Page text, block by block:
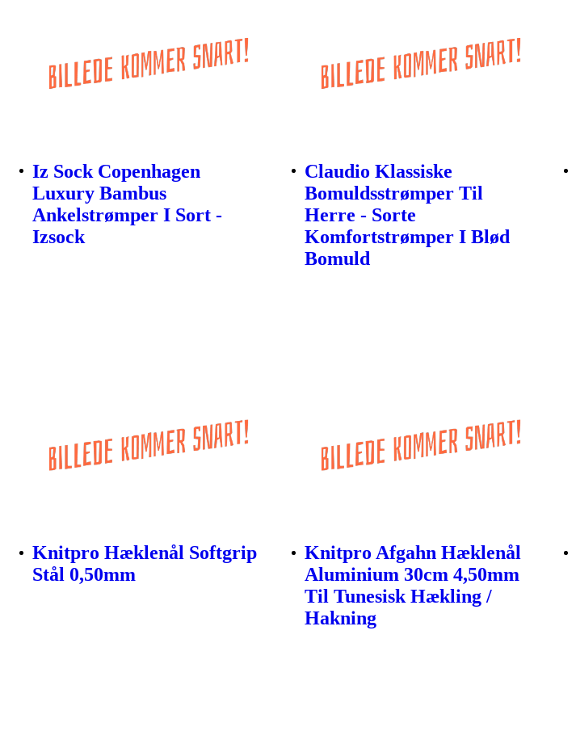
Iz Sock Copenhagen
Luxury Bambus
Ankelstrømper I Sort -
Izsock
Claudio Klassiske
Bomuldsstrømper Til
Herre - Sorte
Komfortstrømper I Blød
Bomuld
Knitpro Hæklenål Softgrip
Stål 0,50mm
Knitpro Afgahn Hæklenål
Aluminium 30cm 4,50mm
Til Tunesisk Hækling /
Hakning